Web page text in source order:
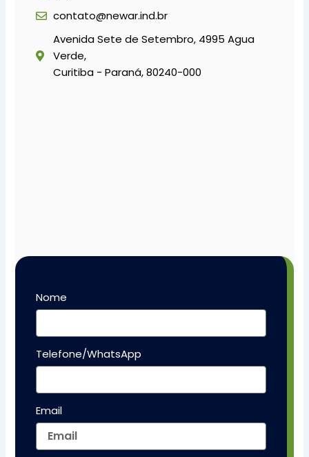
contato@newar.ind.br
Avenida Sete de Setembro, 4995 Agua
Verde,
Curitiba - Paraná, 80240-000
Nome
Telefone/WhatsApp
Email